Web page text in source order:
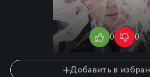
0
0 0
Добавить в